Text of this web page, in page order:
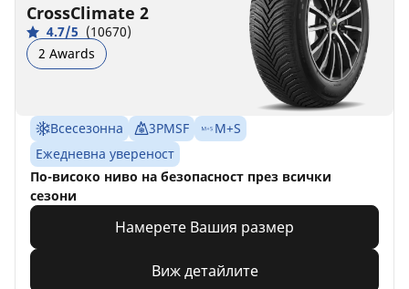
CrossClimate 2
4.7/5 (10670)
2 Awards
Всесезонна 3PMSF
M+S
Ежедневна увереност
По-високо ниво на безопасност през всички
сезони
Намерете Вашия размер
Виж детайлите